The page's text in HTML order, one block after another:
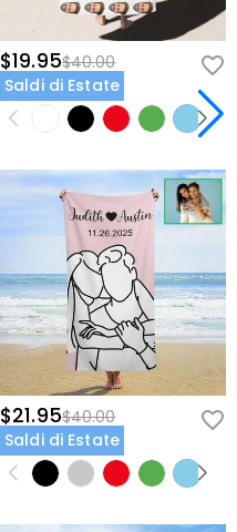
$19.95$40.00
Saldi di Estate
$21.95$40.00
Saldi di Estate